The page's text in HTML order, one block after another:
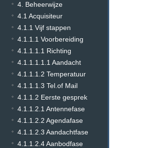
4. Beheerwijze
4.1 Acquisiteur
4.1.1 Vijf stappen
4.1.1.1 Voorbereiding
4.1.1.1.1 Richting
4.1.1.1.1.1 Aandacht
4.1.1.1.2 Temperatuur
4.1.1.1.3 Tel.of Mail
4.1.1.2 Eerste gesprek
4.1.1.2.1 Antennefase
4.1.1.2.2 Agendafase
4.1.1.2.3 Aandachtfase
4.1.1.2.4 Aanbodfase